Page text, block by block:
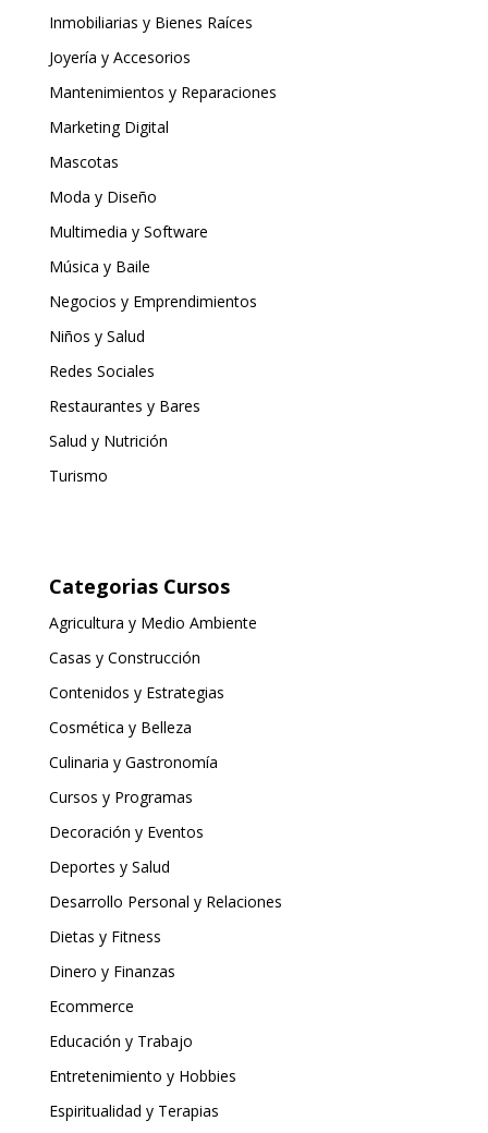
Inmobiliarias y Bienes Raíces
Joyería y Accesorios
Mantenimientos y Reparaciones
Marketing Digital
Mascotas
Moda y Diseño
Multimedia y Software
Música y Baile
Negocios y Emprendimientos
Niños y Salud
Redes Sociales
Restaurantes y Bares
Salud y Nutrición
Turismo
Categorias Cursos
Agricultura y Medio Ambiente
Casas y Construcción
Contenidos y Estrategias
Cosmética y Belleza
Culinaria y Gastronomía
Cursos y Programas
Decoración y Eventos
Deportes y Salud
Desarrollo Personal y Relaciones
Dietas y Fitness
Dinero y Finanzas
Ecommerce
Educación y Trabajo
Entretenimiento y Hobbies
Espiritualidad y Terapias